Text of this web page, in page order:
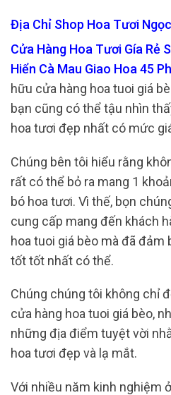
Địa Chỉ Shop Hoa Tươi
Cửa Hàng Hoa Tươi Gía Rẻ
Hiển Cà Mau Giao Hoa 45
hữu cửa hàng hoa tuoi giá
bạn cũng có thể tậu nhìn
hoa tươi đẹp nhất có mức
Chúng bên tôi hiểu rằng
rất có thể bỏ ra mang 1
bó hoa tươi. Vì thế, bọn
cung cấp mang đến khách
hoa tuoi giá bèo mà đã đảm
tốt tốt nhất có thể.
Chúng chúng tôi không chỉ
cửa hàng hoa tuoi giá bèo,
những địa điểm tuyệt vời
hoa tươi đẹp và lạ mắt.
Với nhiều năm kinh nghiệm